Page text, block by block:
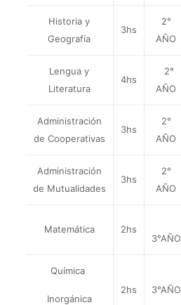
Historia y
Geografía
3hs
2°
AÑO
Lengua y
Literatura
4hs
2°
AÑO
Administración
de Cooperativas
3hs
2°
AÑO
Administración
de Mutualidades
3hs
2°
AÑO
Matemática
2hs
3°AÑO
Química
Inorgánica
2hs 3°AÑO